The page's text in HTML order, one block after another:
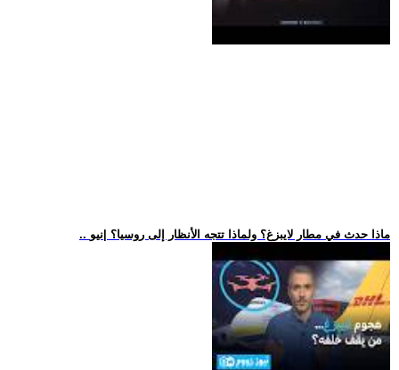
.. ماذا حدث في مطار لايبزغ؟ ولماذا تتجه الأنظار إلى روسيا؟ |نيو